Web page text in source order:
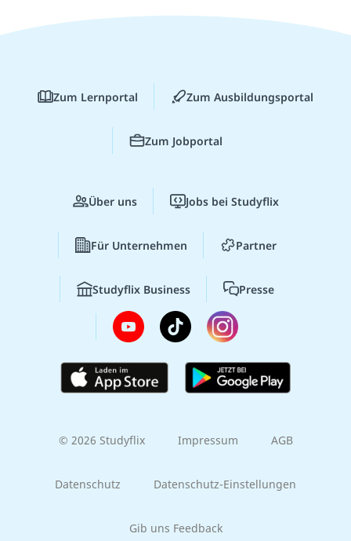
Zum Lernportal Zum Ausbildungsportal
Zum Jobportal
Über uns Jobs bei Studyflix
Für Unternehmen Partner
Studyflix Business Presse
© 2026 Studyflix Impressum AGB
Datenschutz Datenschutz-Einstellungen
Gib uns Feedback